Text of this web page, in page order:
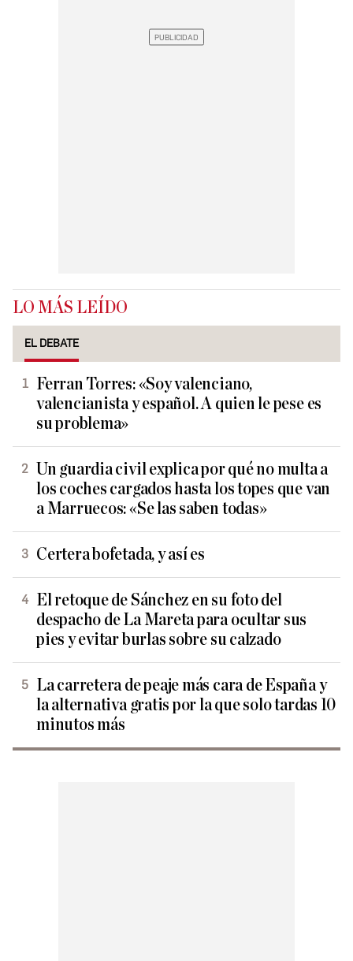
LO MÁS LEÍDO
EL DEBATE
Ferran Torres: «Soy valenciano,
valencianista y español. A quien le pese es
su problema»
Un guardia civil explica por qué no multa a
los coches cargados hasta los topes que van
a Marruecos: «Se las saben todas»
Certera bofetada, y así es
El retoque de Sánchez en su foto del
despacho de La Mareta para ocultar sus
pies y evitar burlas sobre su calzado
La carretera de peaje más cara de España y
la alternativa gratis por la que solo tardas 10
minutos más